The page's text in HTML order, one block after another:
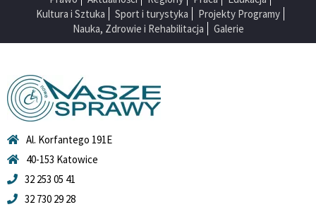
Kultura i Sztuka
Sport i turystyka
Projekty Programy
Nauka, Zdrowie i Rehabilitacja
Galerie
Al. Korfantego 191E
40-153 Katowice
32 253 05 41
32 730 29 28